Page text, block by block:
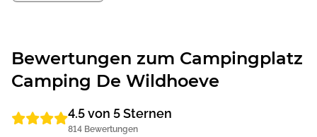
Abenteuerspielplazt Schateiland (Schatzinsel) Zeumeren.
Bewertungen zum Campingplatz
Camping De Wildhoeve
4.5 von 5 Sternen
814 Bewertungen